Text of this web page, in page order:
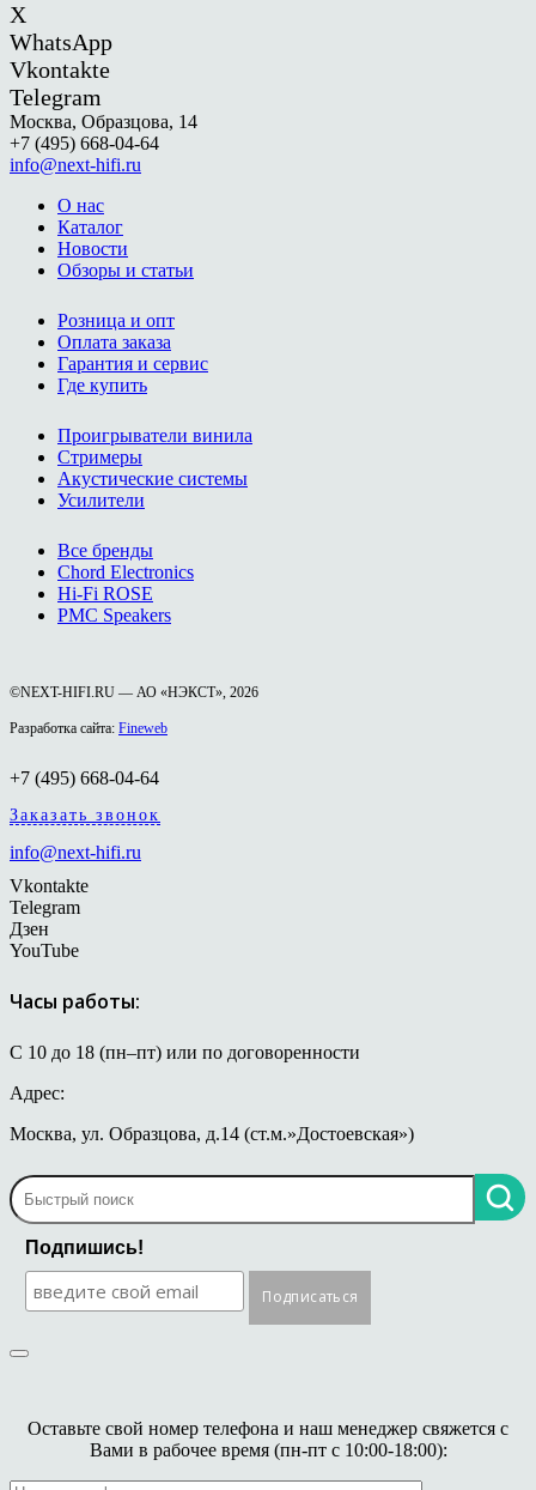
X
WhatsApp
Vkontakte
Telegram
Москва, Образцова, 14
+7 (495) 668-04-64
info@next-hifi.ru
О нас
Каталог
Новости
Обзоры и статьи
Розница и опт
Оплата заказа
Гарантия и сервис
Где купить
Проигрыватели винила
Стримеры
Акустические системы
Усилители
Все бренды
Chord Electronics
Hi-Fi ROSE
PMC Speakers
©NEXT-HIFI.RU — АО «НЭКСТ», 2026
Разработка сайта: Fineweb
+7 (495) 668-04-64
Заказать звонок
info@next-hifi.ru
Vkontakte
Telegram
Дзен
YouTube
Часы работы:
С 10 до 18 (пн–пт) или по договоренности
Адрес:
Москва, ул. Образцова, д.14 (ст.м.»Достоевская»)
Подпишись!
Оставьте свой номер телефона и наш менеджер свяжется с
Вами в рабочее время (пн-пт с 10:00-18:00):